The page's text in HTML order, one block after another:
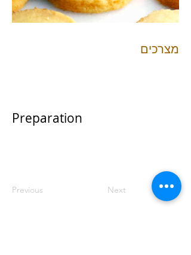
מצרכים
Preparation
Previous Next